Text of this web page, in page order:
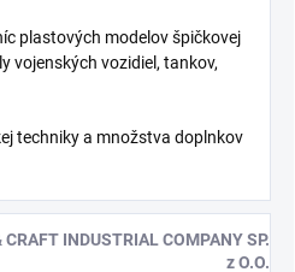
plastových modelov špičkovej
vojenských vozidiel, tankov,
techniky a množstva doplnkov
CRAFT INDUSTRIAL COMPANY SP.
z O.O.